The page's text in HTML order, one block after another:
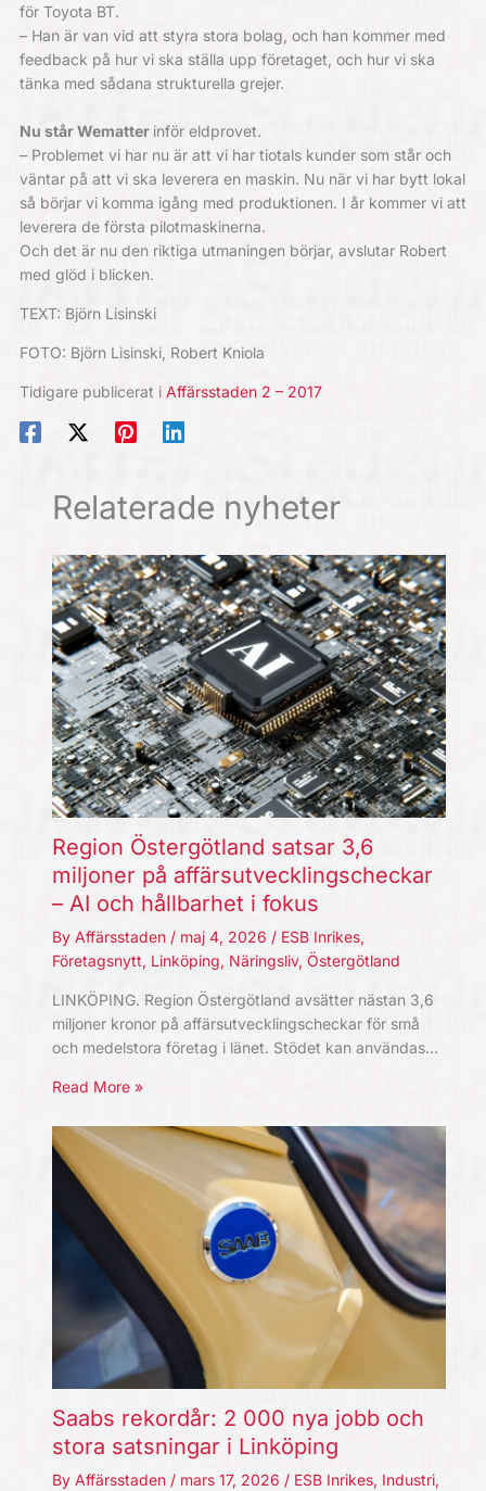
för Toyota BT.
– Han är van vid att styra stora bolag, och han kommer med
feedback på hur vi ska ställa upp företaget, och hur vi ska
tänka med sådana strukturella grejer.
Nu står Wematter inför eldprovet.
– Problemet vi har nu är att vi har tiotals kunder som står och
väntar på att vi ska leverera en maskin. Nu när vi har bytt lokal
så börjar vi komma igång med produktionen. I år kommer vi att
leverera de första pilotmaskinerna.
Och det är nu den riktiga utmaningen börjar, avslutar Robert
med glöd i blicken.
TEXT: Björn Lisinski
FOTO: Björn Lisinski, Robert Kniola
Tidigare publicerat i Affärsstaden 2 – 2017
Relaterade nyheter
Region Östergötland satsar 3,6
miljoner på affärsutvecklingscheckar
– AI och hållbarhet i fokus
By Affärsstaden / maj 4, 2026 / ESB Inrikes,
Företagsnytt, Linköping, Näringsliv, Östergötland
LINKÖPING. Region Östergötland avsätter nästan 3,6
miljoner kronor på affärsutvecklingscheckar för små
och medelstora företag i länet. Stödet kan användas…
Read More »
Saabs rekordår: 2 000 nya jobb och
stora satsningar i Linköping
By Affärsstaden / mars 17, 2026 / ESB Inrikes, Industri,